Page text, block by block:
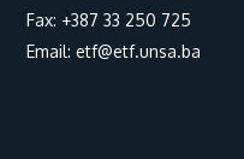
Fax: +387 33 250 725
Email: etf@etf.unsa.ba